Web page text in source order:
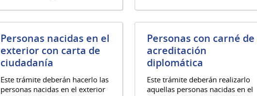
Personas nacidas en el
exterior con carta de
ciudadanía
Este trámite deberán hacerlo las
personas nacidas en el exterior
Personas con carné de
acreditación
diplomática
Este trámite deberán realizarlo
aquellas personas nacidas en el